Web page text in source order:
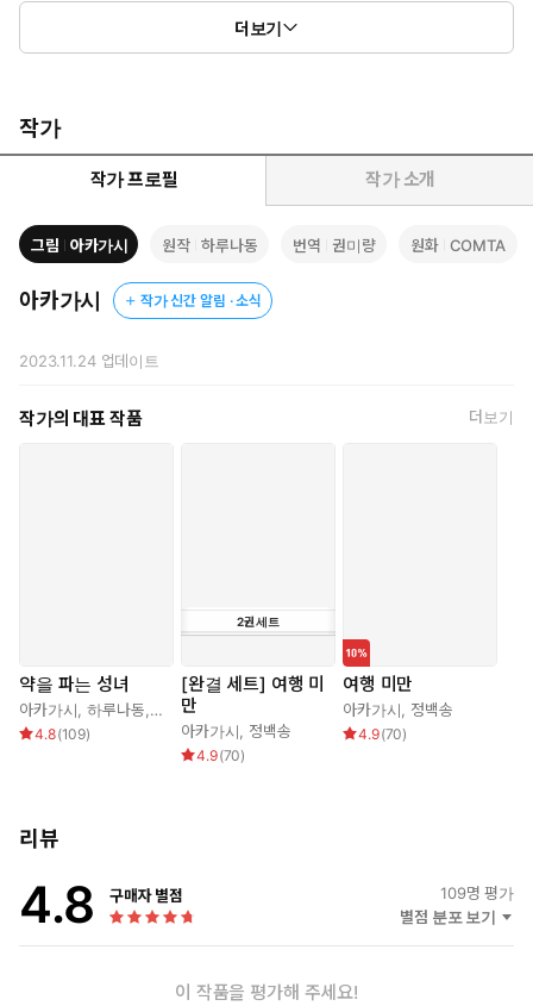
무자각 천재 약사는
새로운 땅에서 행복을 얻을 수 있을까?!
더보기
작가
작가 프로필 작가 소개
그림 아카가시 원작 하루나동 번역 권미량 원화 COMTA
아카가시 작가 신간 알림 · 소식
2023.11.24업데이트
작가의 대표 작품 더보기
약을 파는 성녀
아카가시,하루나동, 권미량
4.8(109)
2권세트
[완결 세트] 여행 미
만
아카가시, 정백송
4.9(70)
여행 미만
아카가시, 정백송
4.9(70)
리뷰
4.8 구매자 별점 109명 평가
별점 분포 보기
이 작품을 평가해 주세요!